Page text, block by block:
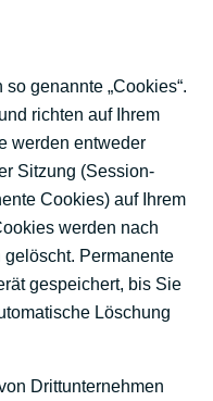
genannte „Cookies“.
richten auf Ihrem
werden entweder
Sitzung (Session-
Cookies) auf Ihrem
werden nach
Permanente
gespeichert, bis Sie
Löschung
Drittunternehmen